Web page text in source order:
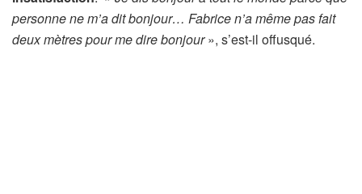
personne ne m’a dit bonjour… Fabrice n’a même pas fait
deux mètres pour me dire bonjour», s’est-il offusqué.